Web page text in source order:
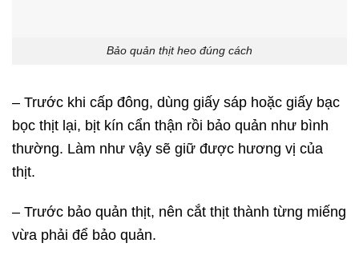
Bảo quản thịt heo đúng cách
– Trước khi cấp đông, dùng giấy sáp hoặc giấy bạc
bọc thịt lại, bịt kín cẩn thận rồi bảo quản như bình
thường. Làm như vậy sẽ giữ được hương vị của
thịt.
– Trước bảo quản thịt, nên cắt thịt thành từng miếng
vừa phải để bảo quản.